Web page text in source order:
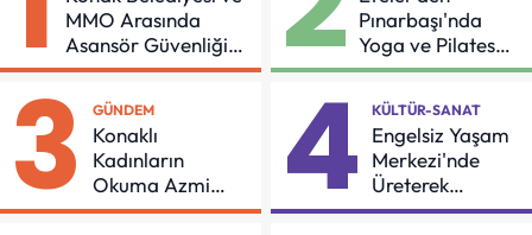
MMO Arasında
Asansör Güvenliği
İçin Önemli Protokol
Pınarbaşı'nda
Yoga ve Pilates
Buluşması
3 GÜNDEM
Konaklı
Kadınların
Okuma Azmi
Örnek Oldu
4 KÜLTÜR-SANAT
Engelsiz Yaşam
Merkezi'nde
Üreterek
Güçleniyorlar